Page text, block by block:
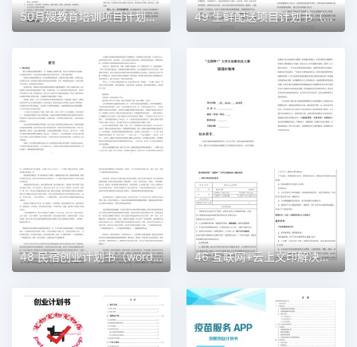
50月嫂教育培训项目计划书（word＋ppt配套）创业计划书word模板 49 生鲜配送项目计划书（word＋ppt配套）创业计划书word模板
48 民宿创业计划书（word＋ppt配套）创业计划书word模板 46 互联网+云上文印解决方案创业计划书（word＋ppt配套）创业计划书word模板